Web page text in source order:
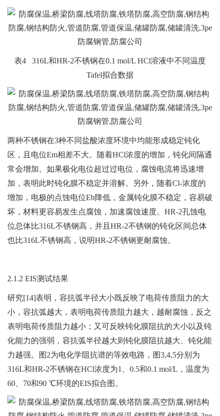
表4 316L和HR-2不锈钢在0.1 mol/L HCl溶液中不同温度
Tafel拟合数据
两种不锈钢在3种不同盐酸浓度环境中均能形成稳定钝化
区，且电位Em相差不大。随着HCl浓度的增加，钝化间隔通
常会增加。如果极化电位超过过电位，腐蚀电流将迅速增
加，表明此时钝化膜不稳定并溶解。另外，随着Cl-浓度的
增加，电极的点蚀电位Eb降低，金属钝化膜不稳定，容易破
坏，材料更容易发生点腐蚀，加速腐蚀速度。HR-2孔蚀电
位总体比316L不锈钢高，并且HR-2不锈钢的钝化区间总体
也比316L不锈钢高，说明HR-2不锈钢更耐腐蚀。
2.1.2 EIS测试结果
研究[14]表明，容抗弧半径大小既反映了电荷传质阻力的大
小，容抗弧越大，表明电荷传质阻力越大，越耐腐蚀，反之
表明电荷传质阻力越小；又可反映钝化膜阻抗的大小以及钝
化能力的强弱，容抗弧半径越大则钝化膜阻抗越大、钝化能
力越强。图2为电化学阻抗谱的等效电路，图3,4,5分别为
316L和HR-2不锈钢在HCl浓度为1、0.5和0.1 mol/L，温度为
60、70和90 ℃环境的EIS拟合图。